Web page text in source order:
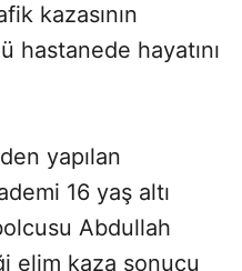
kazasının
hastanede hayatını
yapılan
16 yaş altı
Abdullah
elim kaza sonucu